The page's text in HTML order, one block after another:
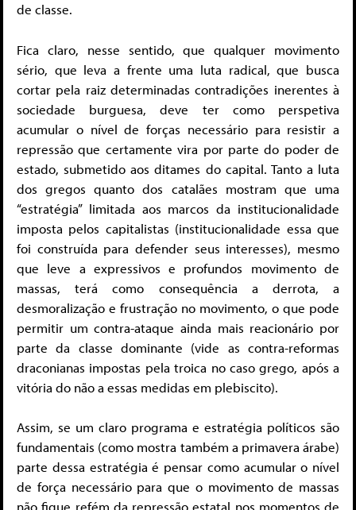
de classe.
Fica claro, nesse sentido, que qualquer movimento
sério, que leva a frente uma luta radical, que busca
cortar pela raiz determinadas contradições inerentes à
sociedade burguesa, deve ter como perspetiva
acumular o nível de forças necessário para resistir a
repressão que certamente vira por parte do poder de
estado, submetido aos ditames do capital. Tanto a luta
dos gregos quanto dos catalães mostram que uma
“estratégia” limitada aos marcos da institucionalidade
imposta pelos capitalistas (institucionalidade essa que
foi construída para defender seus interesses), mesmo
que leve a expressivos e profundos movimento de
massas, terá como consequência a derrota, a
desmoralização e frustração no movimento, o que pode
permitir um contra-ataque ainda mais reacionário por
parte da classe dominante (vide as contra-reformas
draconianas impostas pela troica no caso grego, após a
vitória do não a essas medidas em plebiscito).
Assim, se um claro programa e estratégia políticos são
fundamentais (como mostra também a primavera árabe)
parte dessa estratégia é pensar como acumular o nível
de força necessário para que o movimento de massas
não fique refém da repressão estatal nos momentos de